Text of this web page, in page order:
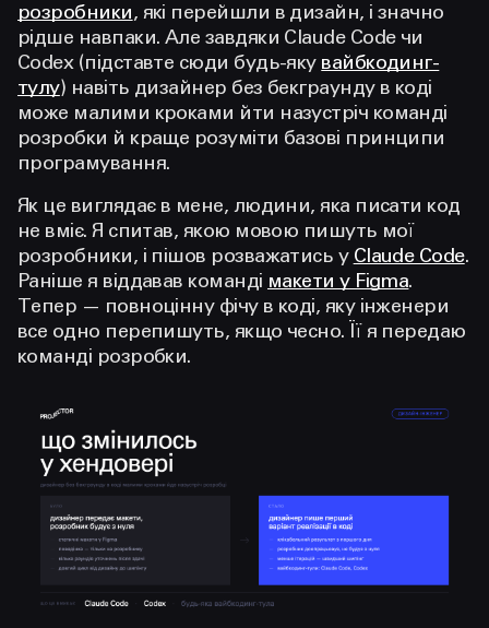
розробники, які перейшли в дизайн, і значно
рідше навпаки. Але завдяки Claude Code чи
Codex (підставте сюди будь-яку вайбкодинг-
тулу) навіть дизайнер без бекграунду в коді
може малими кроками йти назустріч команді
розробки й краще розуміти базові принципи
програмування.
Як це виглядає в мене, людини, яка писати код
не вміє. Я спитав, якою мовою пишуть мої
розробники, і пішов розважатись у Claude Code.
Раніше я віддавав команді макети у Figma.
Тепер — повноцінну фічу в коді, яку інженери
все одно перепишуть, якщо чесно. Її я передаю
команді розробки.